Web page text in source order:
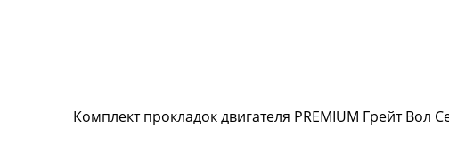
Комплект прокладок двигателя PREMIUM Грейт Вол